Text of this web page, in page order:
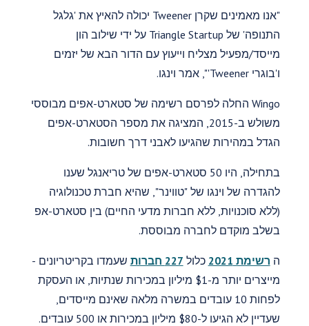
"אנו מאמינים שקרן Tweener יכולה להאיץ את 'גלגל
התנופה' של Triangle Startup על ידי שילוב הון
מייסד/מפעיל מצליח וייעוץ עם הדור הבא של יזמים
ו'בוגרי Tweener'", אמר וינגו.
Wingo החלה לפרסם רשימה של סטארט-אפים מבוססי
משולש ב-2015, המציגה את מספר הסטארט-אפים
הגדל במהירות שהגיעו לאבני דרך חשובות.
בתחילה, היו 50 סטארט-אפים של טריאנגל שענו
להגדרה של וינגו של "טווינר", שהיא חברת טכנולוגיה
(ללא סוכנויות, ללא חברות מדעי החיים) בין סטארט-אפ
בשלב מוקדם לחברה מבוססת.
ה רשימת 2021 כלול 227 חברות
שעמדו בקריטריונים -
מייצרים יותר מ-$1 מיליון במכירות שנתיות, או העסקת
לפחות 10 עובדים במשרה מלאה שאינם מייסדים,
שעדיין לא הגיעו ל-$80 מיליון במכירות או 500 עובדים.